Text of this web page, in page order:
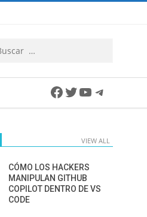
Facebook
Twitter
YouTube
VIEW ALL
CÓMO LOS HACKERS
MANIPULAN GITHUB
COPILOT DENTRO DE VS
CODE